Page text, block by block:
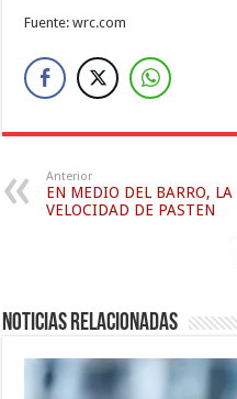
Fuente: wrc.com
Anterior
EN MEDIO DEL BARRO, LA
VELOCIDAD DE PASTEN
Noticias relacionadas